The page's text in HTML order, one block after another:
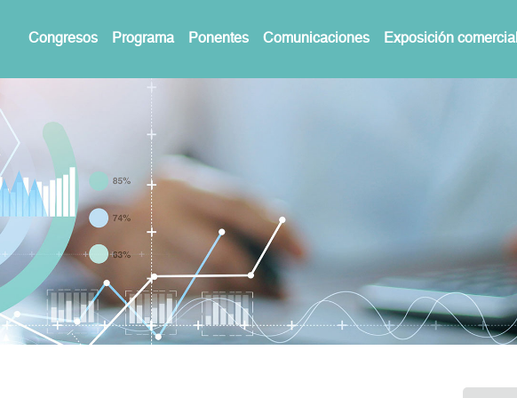
Congresos Programa Ponentes Comunicaciones Exposición comercial